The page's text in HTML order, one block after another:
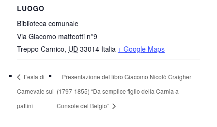
LUOGO
Biblioteca comunale
Via Giacomo matteotti n°9
Treppo Carnico, UD 33014 Italia + Google Maps
Festa di
Carnevale sui
pattini
Presentazione del libro Giacomo Nicolò Craigher
(1797-1855) “Da semplice figlio della Carnia a
Console del Belgio”